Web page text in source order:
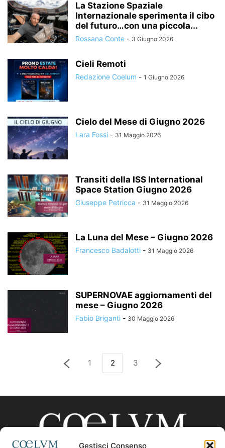
Gestisci Consenso
La Stazione Spaziale
Internazionale sperimenta il cibo
del futuro…con una piccola...
Rossana Conte - 3 Giugno 2026
Cieli Remoti
Redazione Coelum - 1 Giugno 2026
Cielo del Mese di Giugno 2026
Lara Fossi - 31 Maggio 2026
Transiti della ISS International
Space Station Giugno 2026
Giuseppe Petricca - 31 Maggio 2026
La Luna del Mese – Giugno 2026
Francesco Badalotti - 31 Maggio 2026
SUPERNOVAE aggiornamenti del
mese – Giugno 2026
Fabio Briganti - 30 Maggio 2026
1 2 3